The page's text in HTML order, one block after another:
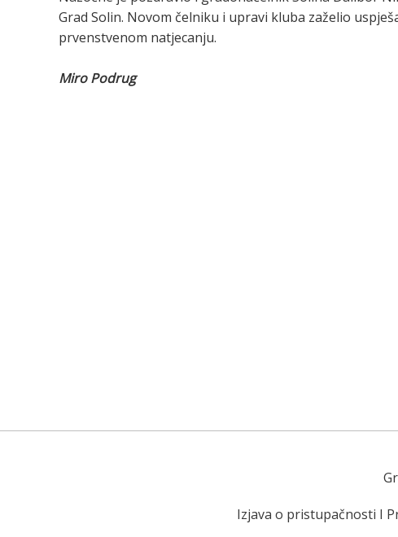
Grad Solin. Novom čelniku i upravi kluba zaželio
prvenstvenom natjecanju.
Miro Podrug
Izjava o pristupačnosti I